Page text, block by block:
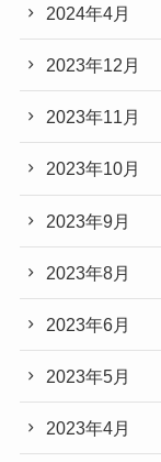
2024年4月
2023年12月
2023年11月
2023年10月
2023年9月
2023年8月
2023年6月
2023年5月
2023年4月